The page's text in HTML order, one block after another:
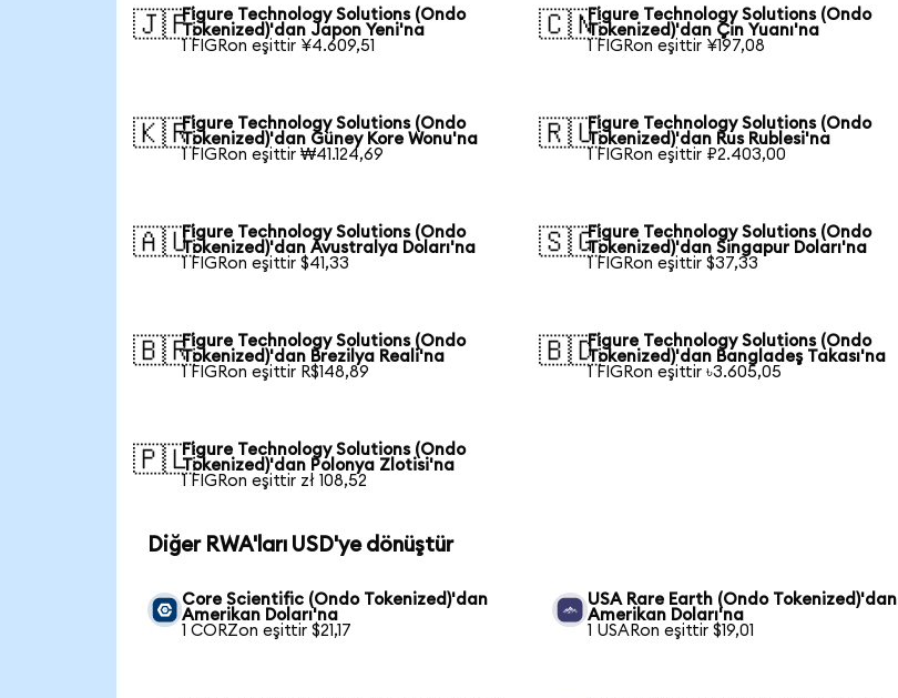
🇯🇵Figure Technology Solutions (Ondo
Tokenized)'dan Japon Yeni'na
1 FIGRon eşittir ¥4.609,51
🇨🇳Figure Technology Solutions (Ondo
Tokenized)'dan Çin Yuanı'na
1 FIGRon eşittir ¥197,08
🇰🇷Figure Technology Solutions (Ondo
Tokenized)'dan Güney Kore Wonu'na
1 FIGRon eşittir ₩41.124,69
🇷🇺Figure Technology Solutions (Ondo
Tokenized)'dan Rus Rublesi'na
1 FIGRon eşittir ₽2.403,00
🇦🇺Figure Technology Solutions (Ondo
Tokenized)'dan Avustralya Doları'na
1 FIGRon eşittir $41,33
🇸🇬Figure Technology Solutions (Ondo
Tokenized)'dan Singapur Doları'na
1 FIGRon eşittir $37,33
🇧🇷Figure Technology Solutions (Ondo
Tokenized)'dan Brezilya Reali'na
1 FIGRon eşittir R$148,89
🇧🇩Figure Technology Solutions (Ondo
Tokenized)'dan Bangladeş Takası'na
1 FIGRon eşittir ৳3.605,05
🇵🇱Figure Technology Solutions (Ondo
Tokenized)'dan Polonya Zlotisi'na
1 FIGRon eşittir zł 108,52
Diğer RWA'ları USD'ye dönüştür
Core Scientific (Ondo Tokenized)'dan
Amerikan Doları'na
1 CORZon eşittir $21,17
USA Rare Earth (Ondo Tokenized)'dan
Amerikan Doları'na
1 USARon eşittir $19,01